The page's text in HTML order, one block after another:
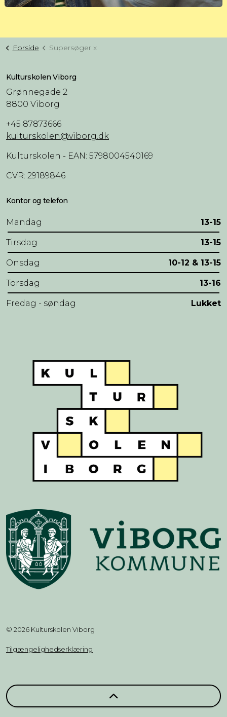
Forside Supersøger x
Kulturskolen Viborg
Grønnegade 2
8800 Viborg
+45 87873666
kulturskolen@viborg.dk
Kulturskolen - EAN: 5798004540169
CVR: 29189846
Kontor og telefon
Mandag 13-15
Tirsdag 13-15
Onsdag 10-12 & 13-15
Torsdag 13-16
Fredag - søndag Lukket
© 2026 Kulturskolen Viborg
Tilgængelighedserklæring